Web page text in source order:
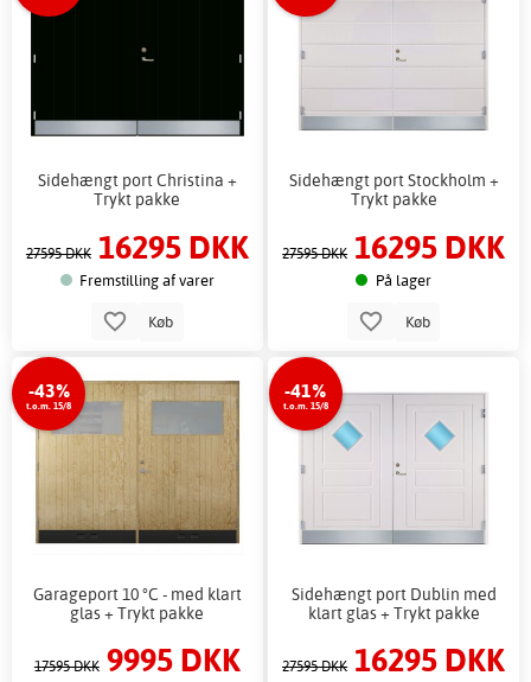
Sidehængt port Christina +
Trykt pakke
27595 DKK 16295 DKK
Fremstilling af varer
Køb
Sidehængt port Stockholm +
Trykt pakke
27595 DKK 16295 DKK
På lager
Køb
-43%
t.o.m. 15/8
Garageport 10 °C - med klart
glas + Trykt pakke
17595 DKK 9995 DKK
-41%
t.o.m. 15/8
Sidehængt port Dublin med
klart glas + Trykt pakke
27595 DKK 16295 DKK